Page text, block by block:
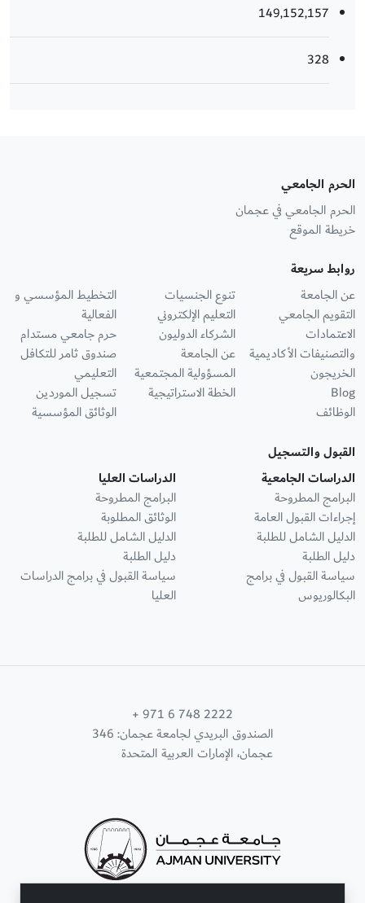
149,152,157
328
الحرم الجامعي
الحرم الجامعي في عجمان
خريطة الموقع
روابط سريعة
عن الجامعة
التقويم الجامعي
الاعتمادات
والتصنيفات الأكاديمية
الخريجون
Blog
الوظائف
تنوع الجنسيات
التعليم الإلكتروني
الشركاء الدوليون
عن الجامعة
المسؤولية المجتمعية
الخطة الاستراتيجية
التخطيط المؤسسي و
الفعالية
حرم جامعي مستدام
صندوق ثامر للتكافل
التعليمي
تسجيل الموردين
الوثائق المؤسسية
القبول والتسجيل
الدراسات الجامعية
البرامج المطروحة
إجراءات القبول العامة
الدليل الشامل للطلبة
دليل الطلبة
سياسة القبول في برامج
البكالوريوس
الدراسات العليا
البرامج المطروحة
الوثائق المطلوبة
الدليل الشامل للطلبة
دليل الطلبة
سياسة القبول في برامج الدراسات
العليا
+ 971 6 748 2222
الصندوق البريدي لجامعة عجمان: 346
عجمان، الإمارات العربية المتحدة